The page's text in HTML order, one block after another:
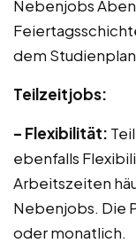
Nebenjobs
dem
Teilzeitjobs:
– Flexibilität:
ebenfalls
Arbeitszeiten
Nebenjobs. Die
oder monatlich.